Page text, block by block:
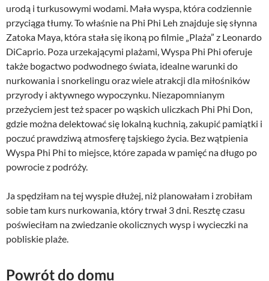
urodą i turkusowymi wodami. Mała wyspa, która codziennie
przyciąga tłumy. To właśnie na Phi Phi Leh znajduje się słynna
Zatoka Maya, która stała się ikoną po filmie „Plaża” z Leonardo
DiCaprio. Poza urzekającymi plażami, Wyspa Phi Phi oferuje
także bogactwo podwodnego świata, idealne warunki do
nurkowania i snorkelingu oraz wiele atrakcji dla miłośników
przyrody i aktywnego wypoczynku. Niezapomnianym
przeżyciem jest też spacer po wąskich uliczkach Phi Phi Don,
gdzie można delektować się lokalną kuchnią, zakupić pamiątki i
poczuć prawdziwą atmosferę tajskiego życia. Bez wątpienia
Wyspa Phi Phi to miejsce, które zapada w pamięć na długo po
powrocie z podróży.
Ja spędziłam na tej wyspie dłużej, niż planowałam i zrobiłam
sobie tam kurs nurkowania, który trwał 3 dni. Resztę czasu
poświeciłam na zwiedzanie okolicznych wysp i wycieczki na
pobliskie plaże.
Powrót do domu